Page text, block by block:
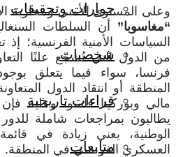
حوارات وتحقيقات
شخصيات
قراءات تاريخية
متابعات
وعلى المستوى الأمني ومحاربة
“مغاسوبا” أن السلطات
السياسات الأمنية الفرنسية؛
من الدول التي تُشجّع علنًا
فرنسا، سواء فيما يتعلق
المنطقة أو انتقاد الدول
مالي وبوركينا فاسو، وعليه
يطالبون بمراجعات شاملة
الوطنية، يعني زيادة في
العسكري الفرنسي في المنطقة.